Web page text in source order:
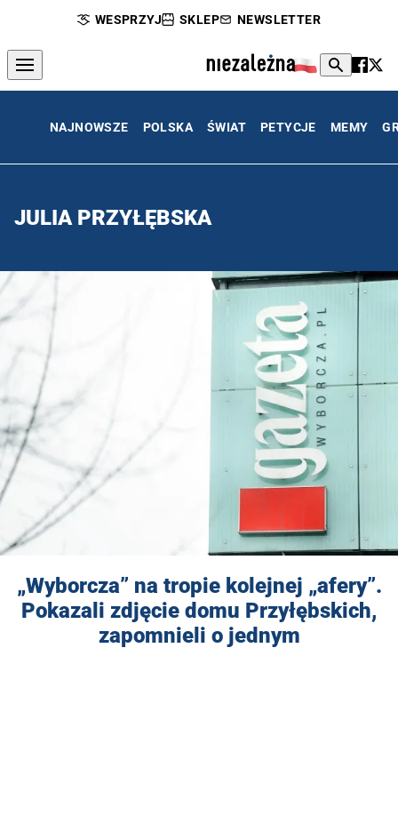
WESPRZYJ SKLEP NEWSLETTER
NAJNOWSZE POLSKA ŚWIAT PETYCJE MEMY
JULIA PRZYŁĘBSKA
„Wyborcza” na tropie kolejnej „afery”.
Pokazali zdjęcie domu Przyłębskich,
zapomnieli o jednym